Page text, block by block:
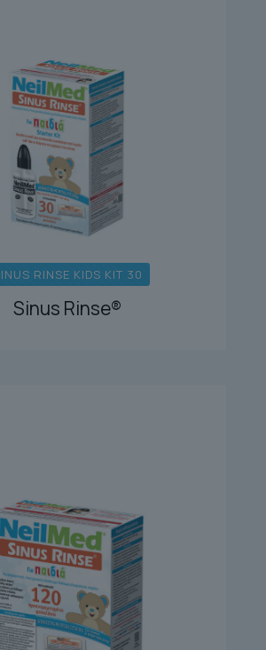
RINSE KIDS KIT 30
Sinus Rinse®